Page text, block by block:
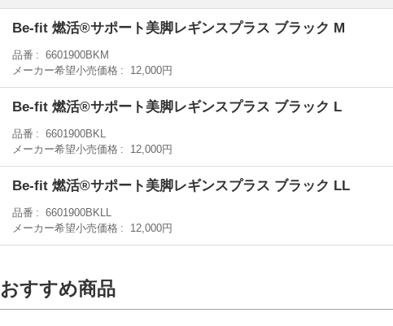
Be-fit 燃活®サポート美脚レギンスプラス ブラック M
品番
6601900BKM
メーカー希望小売価格
12,000円
Be-fit 燃活®サポート美脚レギンスプラス ブラック L
品番
6601900BKL
メーカー希望小売価格
12,000円
Be-fit 燃活®サポート美脚レギンスプラス ブラック LL
品番
6601900BKLL
メーカー希望小売価格
12,000円
おすすめ商品